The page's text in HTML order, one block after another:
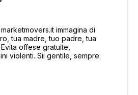
immagina di
tua madre, tuo padre, tua
offese gratuite,
violenti. Sii gentile, sempre.